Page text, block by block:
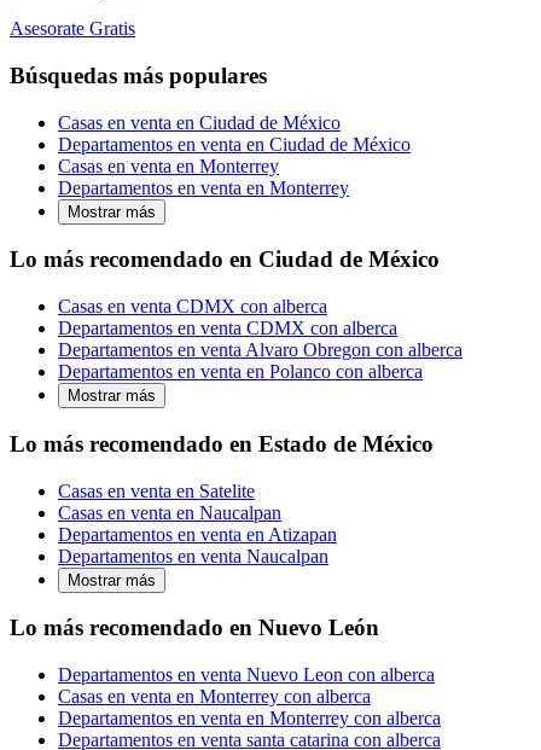
Asesorate Gratis
Búsquedas más populares
Casas en venta en Ciudad de México
Departamentos en venta en Ciudad de México
Casas en venta en Monterrey
Departamentos en venta en Monterrey
Mostrar más
Lo más recomendado en Ciudad de México
Casas en venta CDMX con alberca
Departamentos en venta CDMX con alberca
Departamentos en venta Alvaro Obregon con alberca
Departamentos en venta en Polanco con alberca
Mostrar más
Lo más recomendado en Estado de México
Casas en venta en Satelite
Casas en venta en Naucalpan
Departamentos en venta en Atizapan
Departamentos en venta Naucalpan
Mostrar más
Lo más recomendado en Nuevo León
Departamentos en venta Nuevo Leon con alberca
Casas en venta en Monterrey con alberca
Departamentos en venta en Monterrey con alberca
Departamentos en venta santa catarina con alberca